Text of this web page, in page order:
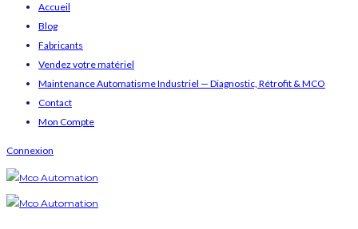
Accueil
Blog
Fabricants
Vendez votre matériel
Maintenance Automatisme Industriel — Diagnostic, Rétrofit & MCO
Contact
Mon Compte
Connexion